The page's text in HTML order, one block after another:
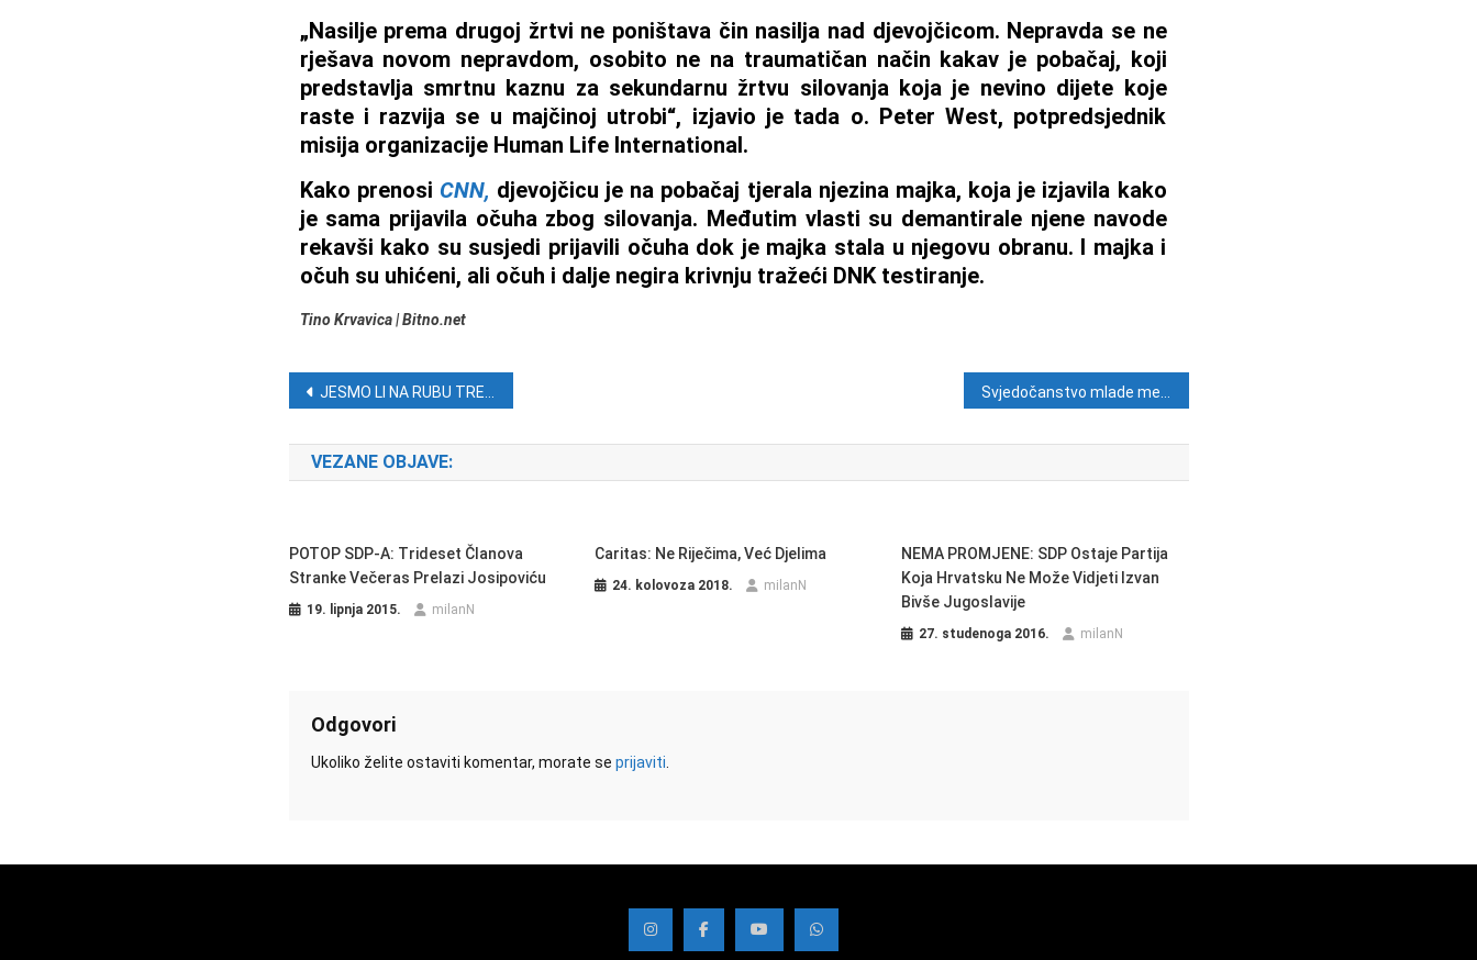
„Nasilje prema drugoj žrtvi ne poništava čin nasilja nad djevojčicom. Nepravda se ne
rješava novom nepravdom, osobito ne na traumatičan način kakav je pobačaj, koji
predstavlja smrtnu kaznu za sekundarnu žrtvu silovanja koja je nevino dijete koje
raste i razvija se u majčinoj utrobi“, izjavio je tada o. Peter West, potpredsjednik
misija organizacije Human Life International.
Kako prenosi CNN, djevojčicu je na pobačaj tjerala njezina majka, koja je izjavila kako
je sama prijavila očuha zbog silovanja. Međutim vlasti su demantirale njene navode
rekavši kako su susjedi prijavili očuha dok je majka stala u njegovu obranu. I majka i
očuh su uhićeni, ali očuh i dalje negira krivnju tražeći DNK testiranje.
Tino Krvavica | Bitno.net
Navigacija objava
JESMO LI NA RUBU TREĆEG SVJETSKOG RATA?
VEZANE OBJAVE:
POTOP SDP-A: Trideset Članova
Stranke Večeras Prelazi Josipoviću
19. lipnja 2015. milanN
Caritas: Ne Riječima, Već Djelima
24. kolovoza 2018. milanN
NEMA PROMJENE: SDP Ostaje Partija
Koja Hrvatsku Ne Može Vidjeti Izvan
Bivše Jugoslavije
27. studenoga 2016. milanN
Odgovori
Ukoliko želite ostaviti komentar, morate se prijaviti